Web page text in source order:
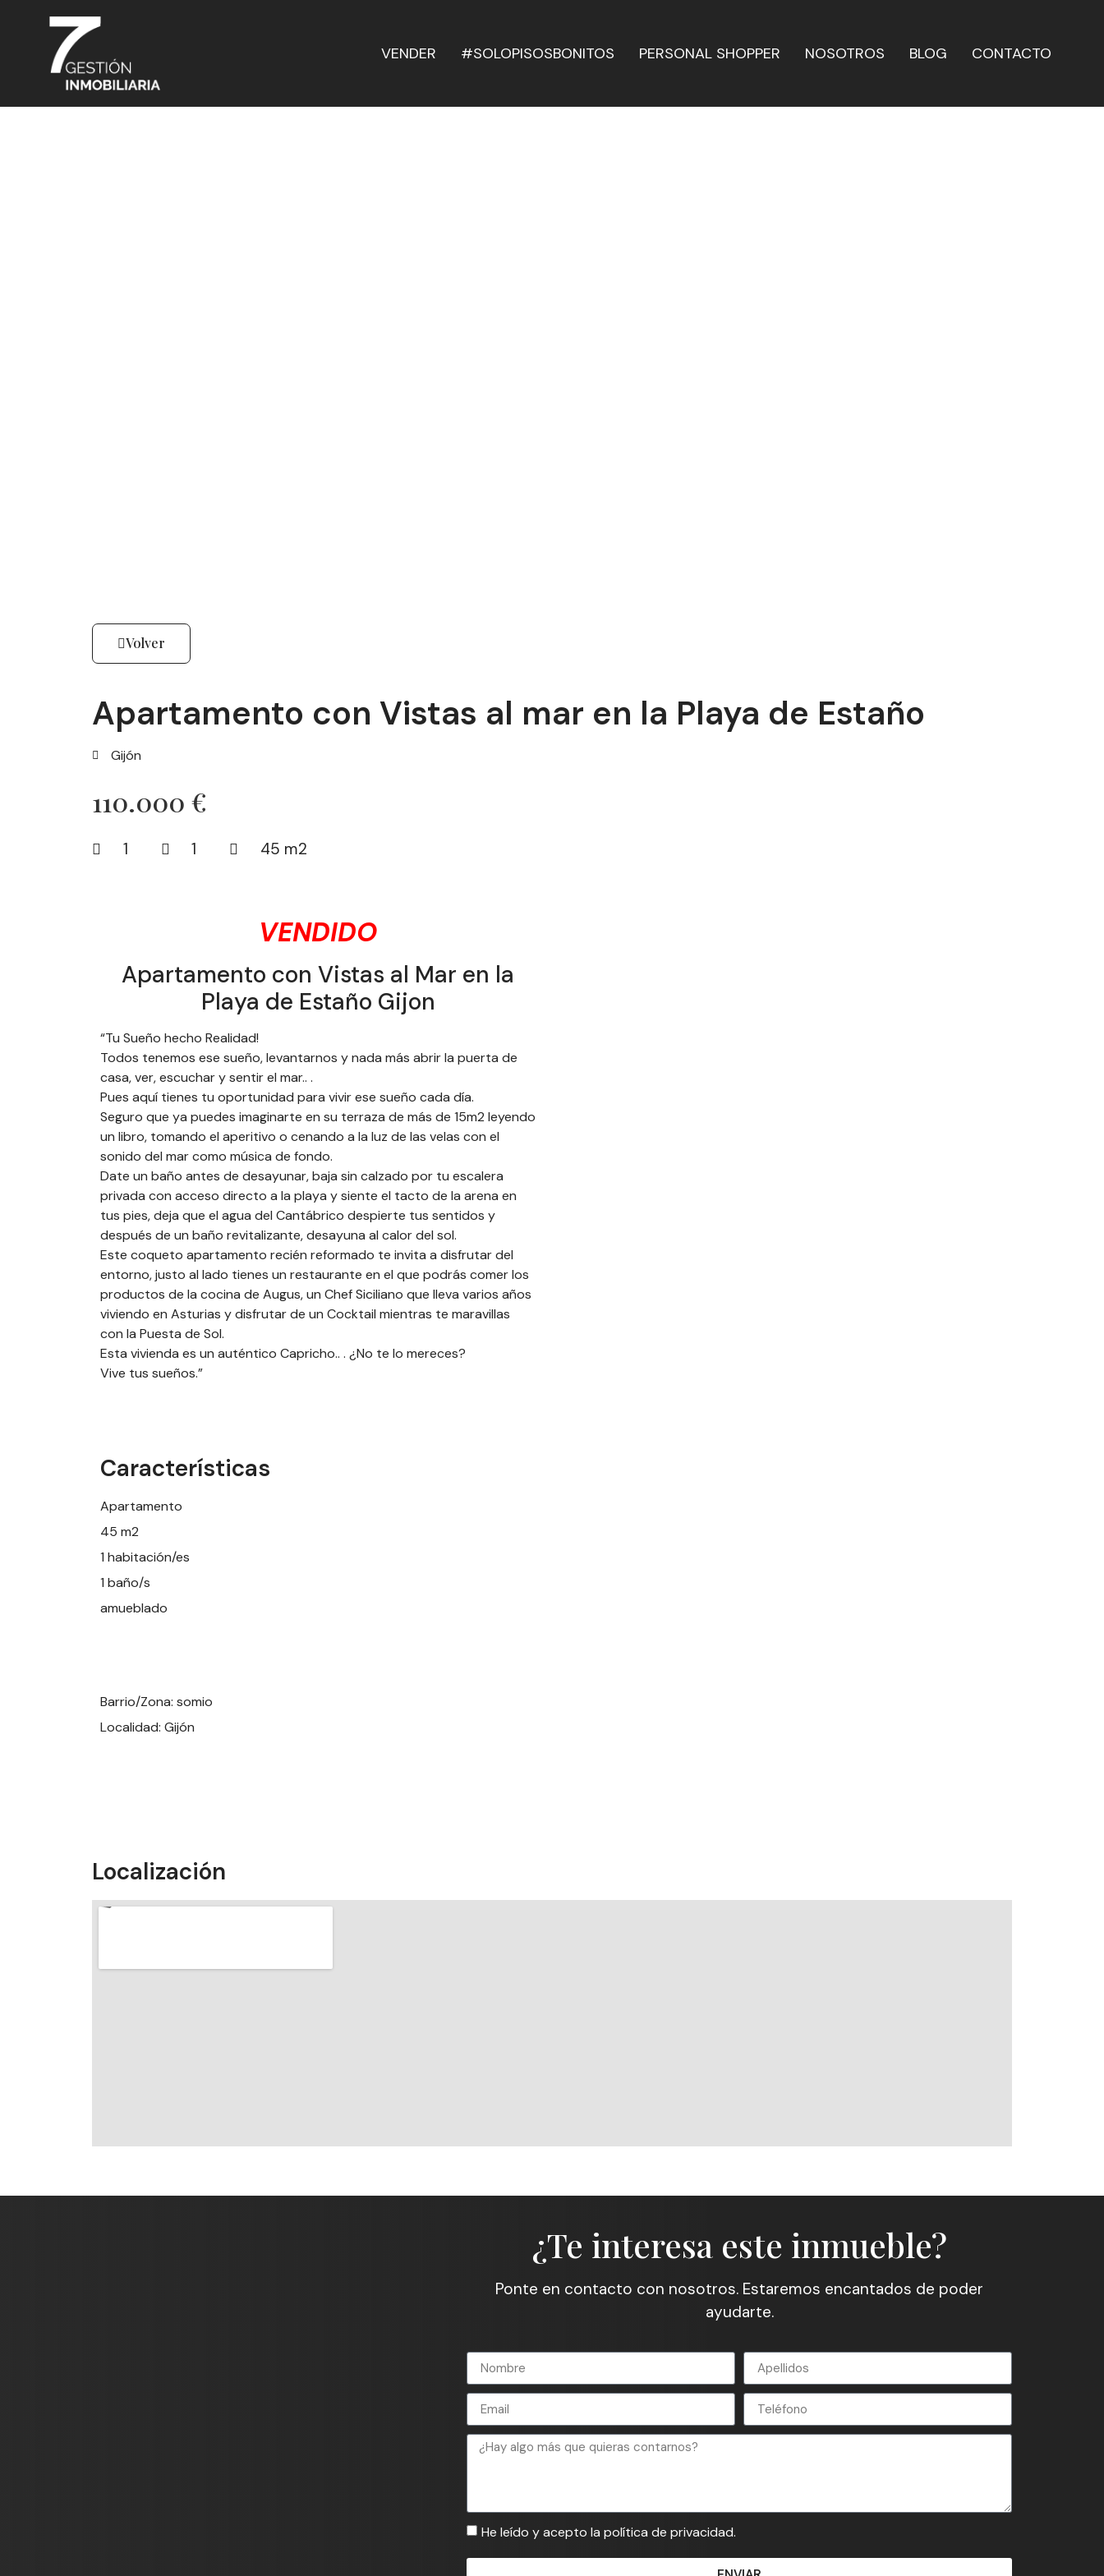
VENDER #SOLOPISOSBONITOS PERSONAL SHOPPER NOSOTROS BLOG CONTACTO
Volver
Apartamento con Vistas al mar en la Playa de Estaño
Gijón
110.000 €
1 1 45 m2
VENDIDO
Apartamento con Vistas al Mar en la
Playa de Estaño Gijon
“Tu Sueño hecho Realidad!
Todos tenemos ese sueño, levantarnos y nada más abrir la puerta de
casa, ver, escuchar y sentir el mar.. .
Pues aquí tienes tu oportunidad para vivir ese sueño cada día.
Seguro que ya puedes imaginarte en su terraza de más de 15m2 leyendo
un libro, tomando el aperitivo o cenando a la luz de las velas con el
sonido del mar como música de fondo.
Date un baño antes de desayunar, baja sin calzado por tu escalera
privada con acceso directo a la playa y siente el tacto de la arena en
tus pies, deja que el agua del Cantábrico despierte tus sentidos y
después de un baño revitalizante, desayuna al calor del sol.
Este coqueto apartamento recién reformado te invita a disfrutar del
entorno, justo al lado tienes un restaurante en el que podrás comer los
productos de la cocina de Augus, un Chef Siciliano que lleva varios años
viviendo en Asturias y disfrutar de un Cocktail mientras te maravillas
con la Puesta de Sol.
Esta vivienda es un auténtico Capricho.. . ¿No te lo mereces?
Vive tus sueños.”
Características
Apartamento
45 m2
1 habitación/es
1 baño/s
amueblado
Barrio/Zona: somio
Localidad: Gijón
Localización
¿Te interesa este inmueble?
Ponte en contacto con nosotros. Estaremos encantados de poder
ayudarte.
He leído y acepto la política de privacidad.